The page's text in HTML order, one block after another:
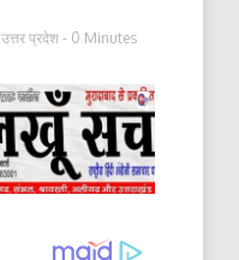
उत्तर प्रदेश - 0 Minutes